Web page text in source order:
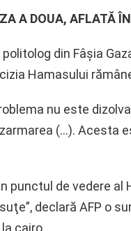
A DOUA, AFLATĂ
politolog din Fâşia
Hamasului
nu este
(…). Acesta
punctul de vedere
declară AFP o
cairo.